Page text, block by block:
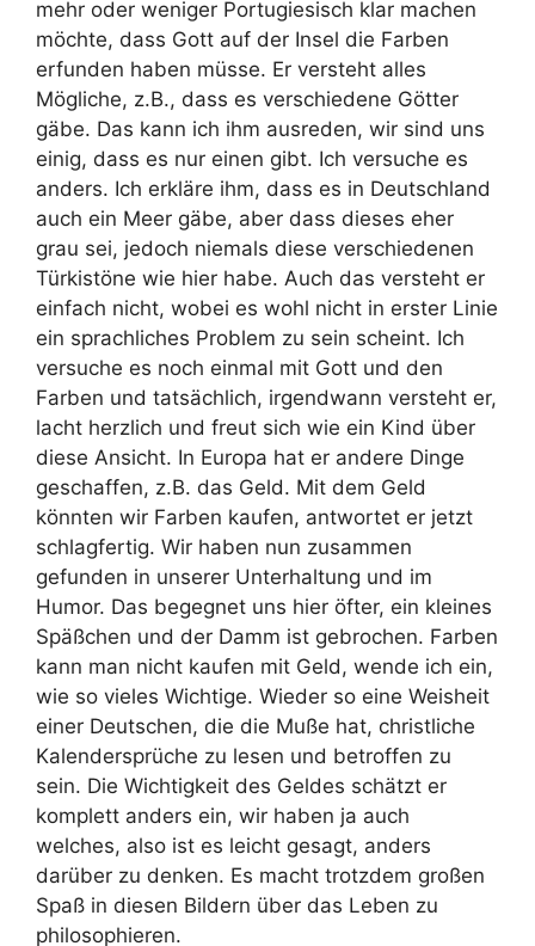
mehr oder weniger Portugiesisch klar machen
möchte, dass Gott auf der Insel die Farben
erfunden haben müsse. Er versteht alles
Mögliche, z.B., dass es verschiedene Götter
gäbe. Das kann ich ihm ausreden, wir sind uns
einig, dass es nur einen gibt. Ich versuche es
anders. Ich erkläre ihm, dass es in Deutschland
auch ein Meer gäbe, aber dass dieses eher
grau sei, jedoch niemals diese verschiedenen
Türkistöne wie hier habe. Auch das versteht er
einfach nicht, wobei es wohl nicht in erster Linie
ein sprachliches Problem zu sein scheint. Ich
versuche es noch einmal mit Gott und den
Farben und tatsächlich, irgendwann versteht er,
lacht herzlich und freut sich wie ein Kind über
diese Ansicht. In Europa hat er andere Dinge
geschaffen, z.B. das Geld. Mit dem Geld
könnten wir Farben kaufen, antwortet er jetzt
schlagfertig. Wir haben nun zusammen
gefunden in unserer Unterhaltung und im
Humor. Das begegnet uns hier öfter, ein kleines
Späßchen und der Damm ist gebrochen. Farben
kann man nicht kaufen mit Geld, wende ich ein,
wie so vieles Wichtige. Wieder so eine Weisheit
einer Deutschen, die die Muße hat, christliche
Kalendersprüche zu lesen und betroffen zu
sein. Die Wichtigkeit des Geldes schätzt er
komplett anders ein, wir haben ja auch
welches, also ist es leicht gesagt, anders
darüber zu denken. Es macht trotzdem großen
Spaß in diesen Bildern über das Leben zu
philosophieren.